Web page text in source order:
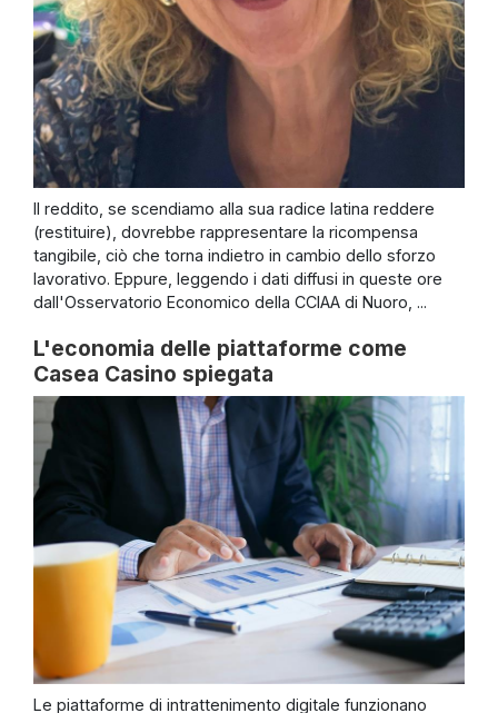
Il reddito, se scendiamo alla sua radice latina reddere
(restituire), dovrebbe rappresentare la ricompensa
tangibile, ciò che torna indietro in cambio dello sforzo
lavorativo. Eppure, leggendo i dati diffusi in queste ore
dall'Osservatorio Economico della CCIAA di Nuoro, ...
L'economia delle piattaforme come
Casea Casino spiegata
Le piattaforme di intrattenimento digitale funzionano